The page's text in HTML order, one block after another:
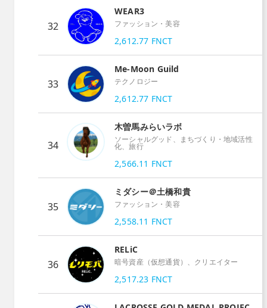
32
WEAR3
ファッション・美容
2,612.77 FNCT
33
Me-Moon Guild
テクノロジー
2,612.77 FNCT
34
木曽馬みらいラボ
ソーシャルグッド、まちづくり・地域活性
化、旅行
2,566.11 FNCT
35
ミダシー＠土橋和貴
ファッション・美容
2,558.11 FNCT
36
RELiC
暗号資産（仮想通貨）、クリエイター
2,517.23 FNCT